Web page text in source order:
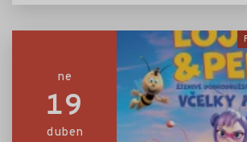
detektivy. Při sledování stop a
podezřelých dokazují, že i ovce
ne
19
duben